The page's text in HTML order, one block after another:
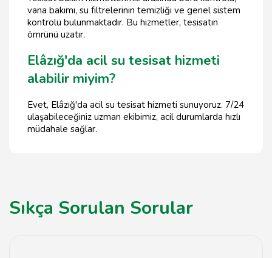
vana bakımı, su filtrelerinin temizliği ve genel sistem
kontrolü bulunmaktadır. Bu hizmetler, tesisatın
ömrünü uzatır.
Elâzığ'da acil su tesisat hizmeti
alabilir miyim?
Evet, Elâzığ'da acil su tesisat hizmeti sunuyoruz. 7/24
ulaşabileceğiniz uzman ekibimiz, acil durumlarda hızlı
müdahale sağlar.
Sıkça Sorulan Sorular